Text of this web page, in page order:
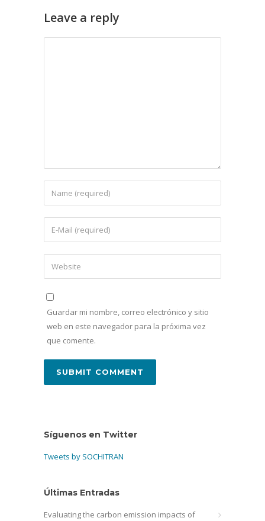
Leave a reply
Guardar mi nombre, correo electrónico y sitio
web en este navegador para la próxima vez
que comente.
Síguenos en Twitter
Tweets by SOCHITRAN
Últimas Entradas
Evaluating the carbon emission impacts of